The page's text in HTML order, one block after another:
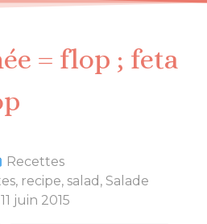
= flop ; feta
Recettes
, recipe, salad , Salade
11 juin 2015